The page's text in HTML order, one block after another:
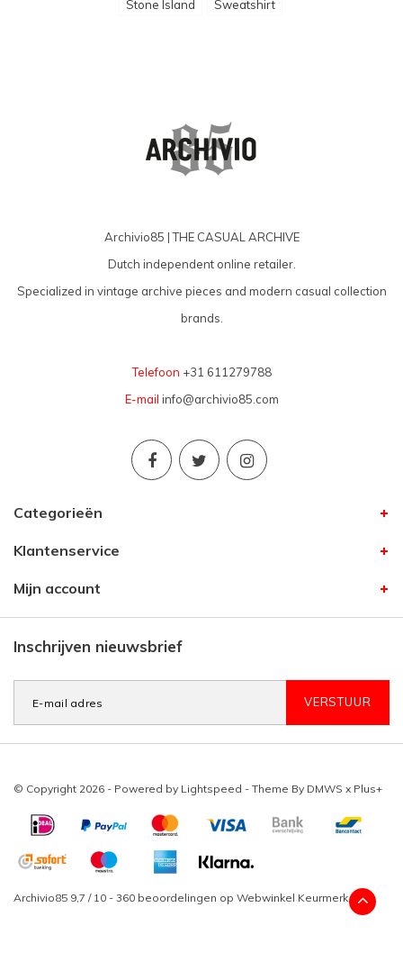
Stone Island Sweatshirt
Archivio85 | THE CASUAL ARCHIVE
Dutch independent online retailer.
Specialized in vintage archive pieces and modern casual collection
brands.
Telefoon +31 611279788
E-mail info@archivio85.com
Categorieën
Klantenservice
Mijn account
Inschrijven nieuwsbrief
VERSTUUR
© Copyright 2026 - Powered by Lightspeed - Theme By DMWS x Plus+
Archivio85 9,7 / 10 - 360 beoordelingen op Webwinkel Keurmerk